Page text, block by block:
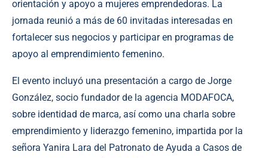
orientación y apoyo a mujeres emprendedoras. La
jornada reunió a más de 60 invitadas interesadas en
fortalecer sus negocios y participar en programas de
apoyo al emprendimiento femenino.
El evento incluyó una presentación a cargo de Jorge
González, socio fundador de la agencia MODAFOCA,
sobre identidad de marca, así como una charla sobre
emprendimiento y liderazgo femenino, impartida por la
señora Yanira Lara del Patronato de Ayuda a Casos de